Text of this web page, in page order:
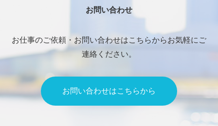
お問い合わせ
お仕事のご依頼・お問い合わせはこちらからお気軽にご
連絡ください。
お問い合わせはこちらから